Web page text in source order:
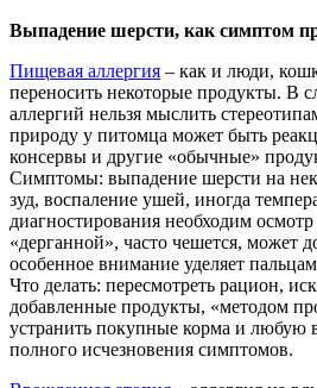
Выпадение шерсти, как симптом
Пищевая аллергия – как и люди,
переносить некоторые продукты. В
аллергий нельзя мыслить
природу у питомца может быть
консервы и другие «обычные»
Симптомы: выпадение шерсти на
зуд, воспаление ушей, иногда
диагностирования необходим
«дерганной», часто чешется, может
особенное внимание уделяет
Что делать: пересмотреть рацион,
добавленные продукты, «методом
устранить покупные корма и любую
полного исчезновения симптомов.